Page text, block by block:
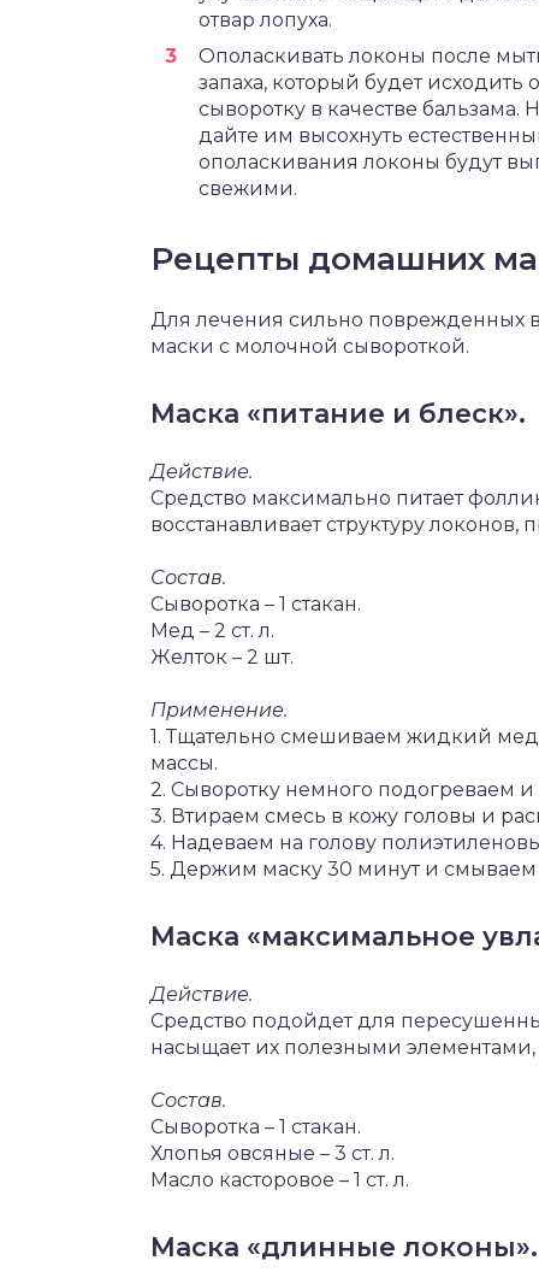
отвар лопуха.
Ополаскивать локоны после
запаха, который будет
сыворотку в качестве
дайте им высохнуть
ополаскивания локоны будут
свежими.
Рецепты домашних
Для лечения сильно поврежденных
маски с молочной сывороткой.
Маска «питание и блеск».
Действие.
Средство максимально питает
восстанавливает структуру
Состав.
Сыворотка – 1 стакан.
Мед – 2 ст. л.
Желток – 2 шт.
Применение.
1. Тщательно смешиваем жидкий
массы.
2. Сыворотку немного подогреваем
3. Втираем смесь в кожу головы и
4. Надеваем на голову
5. Держим маску 30 минут и смываем
Маска «максимальное
Действие.
Средство подойдет для
насыщает их полезными
Состав.
Сыворотка – 1 стакан.
Хлопья овсяные – 3 ст. л.
Масло касторовое – 1 ст. л.
Маска «длинные локоны».